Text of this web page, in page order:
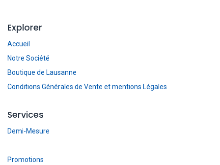
Explorer
Accueil
Notre Société
Boutique de Lausanne
Conditions Générales de Vente et mentions Légales
Services
Demi-Mesure
Promotions